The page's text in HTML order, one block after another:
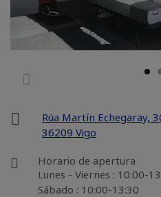
Rúa Martín Echegaray,
36209 Vigo
Horario de apertura
Lunes - Viernes : 10:00-
Sábado : 10:00-13:30